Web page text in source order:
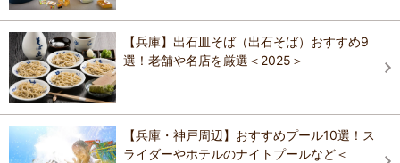
【兵庫】出石皿そば（出石そば）おすすめ9
選！老舗や名店を厳選＜2025＞
【兵庫・神戸周辺】おすすめプール10選！ス
ライダーやホテルのナイトプールなど＜